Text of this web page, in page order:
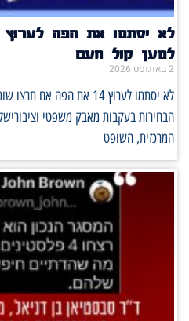
למען קול העם
2 באוגוסט 2026
לא יסתמו לערוץ 14 את
הבחירות בעקבות מאבק משפטי
המרכזית, השופט